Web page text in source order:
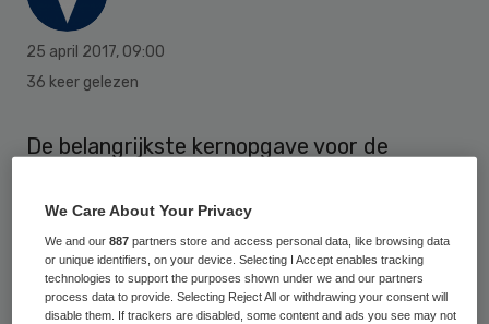
25 april 2017, 09:00
36 keer gelezen
De belangrijkste kernopgave voor de
ander perspectief wordt bekeken. Volgens
Tonny van de Vondervoort, voorzitter van
GGD GHOR Nederland, moet er niet alleen
vanuit niet-ziek zijn worden geredeneerd,
We Care About Your Privacy
We and our887 partners store and access personal data, like browsing data
or unique identifiers, on your device. Selecting I Accept enables tracking
technologies to support the purposes shown under we and our partners
process data to provide. Selecting Reject All or withdrawing your consent will
disable them. If trackers are disabled, some content and ads you see may not